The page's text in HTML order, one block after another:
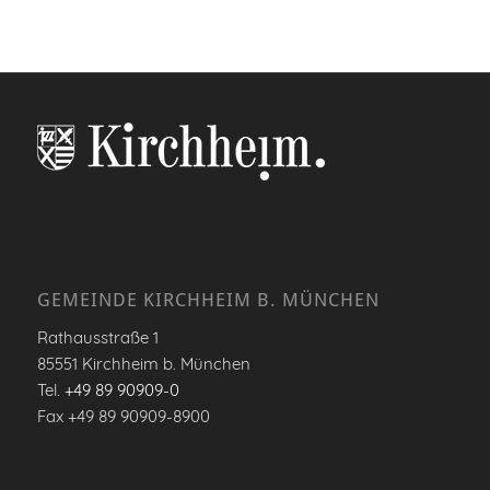
GEMEINDE KIRCHHEIM B. MÜNCHEN
Rathausstraße 1
85551 Kirchheim b. München
Tel. +49 89 90909-0
Fax +49 89 90909-8900